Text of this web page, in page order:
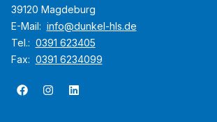
39120 Magdeburg
E-Mail: info@dunkel-hls.de
Tel.: 0391 623405
Fax: 0391 6234099